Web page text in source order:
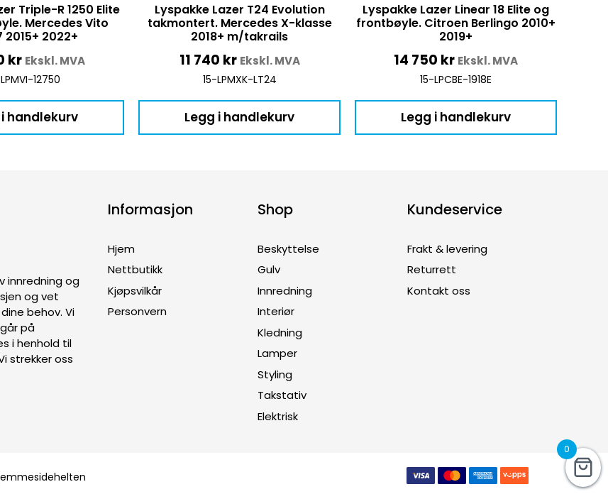
Triple-R 1250 Elite
Mercedes Vito
2015+ 2022+
kr Ekskl. MVA
12750
handlekurv
Lyspakke Lazer T24 Evolution
takmontert. Mercedes X-klasse
2018+ m/takrails
11 740 kr Ekskl. MVA
15-LPMXK-LT24
Legg i handlekurv
Lyspakke Lazer Linear 18 Elite og
frontbøyle. Citroen Berlingo 2010+
2019+
14 750 kr Ekskl. MVA
15-LPCBE-1918E
Legg i handlekurv
innredning og
og vet
behov. Vi
på
i henhold til
strekker oss
Informasjon
Hjem
Nettbutikk
Kjøpsvilkår
Personvern
Shop
Beskyttelse
Gulv
Innredning
Interiør
Kledning
Lamper
Styling
Takstativ
Elektrisk
Kundeservice
Frakt & levering
Returrett
Kontakt oss
0